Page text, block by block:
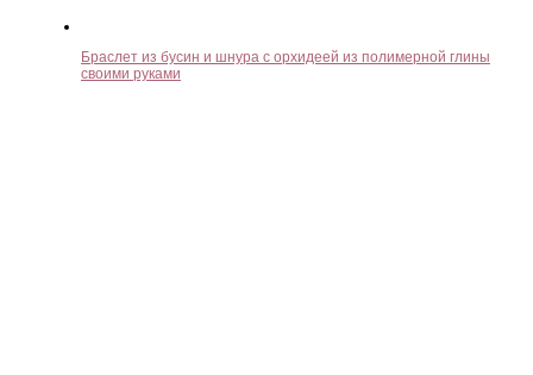
Браслет из бусин и шнура с орхидеей из полимерной глины
своими руками